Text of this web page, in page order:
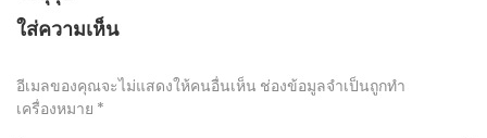
ใส่ความเห็น
อีเมลของคุณจะไม่แสดงให้คนอื่นเห็น ช่องข้อมูลจำเป็นถูกทำ
เครื่องหมาย *